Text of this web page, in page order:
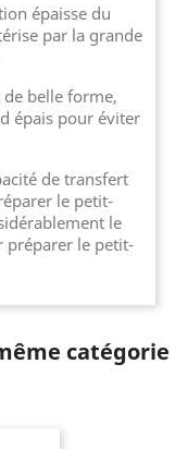
épaisse du
par la grande
belle forme,
épais pour éviter
de transfert
le petit-
le
préparer le petit-
catégorie